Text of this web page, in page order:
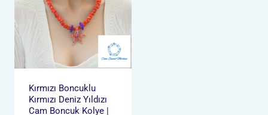
Kırmızı Boncuklu
Kırmızı Deniz Yıldızı
Cam Boncuk Kolye |